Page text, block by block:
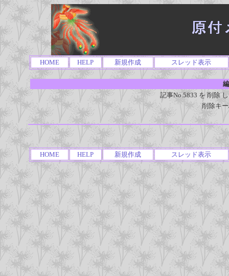
HOME HELP 新規作成 スレッド表示
記事No.5833 を 削除
削除キ
HOME HELP 新規作成 スレッド表示